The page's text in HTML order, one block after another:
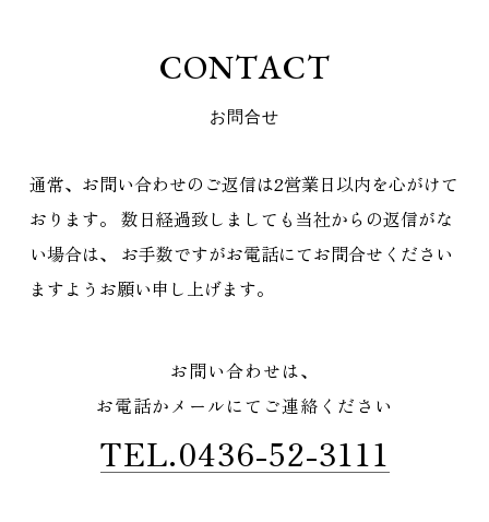
CONTACT
お問合せ
通常、お問い合わせのご返信は2営業日以内を心がけて
おります。 数日経過致しましても当社からの返信がな
い場合は、
お手数ですがお電話にてお問合せください
ますようお願い申し上げます。
お問い合わせは、
お電話かメールにてご連絡ください
TEL.0436-52-3111